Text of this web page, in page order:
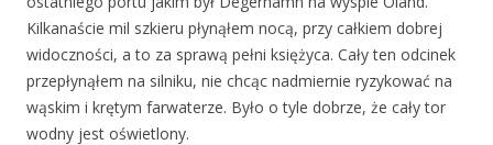
Kilkanaście mil szkieru płynąłem nocą, przy całkiem dobrej
widoczności, a to za sprawą pełni księżyca. Cały ten odcinek
przepłynąłem na silniku, nie chcąc nadmiernie ryzykować na
wąskim i krętym farwaterze. Było o tyle dobrze, że cały tor
wodny jest oświetlony.